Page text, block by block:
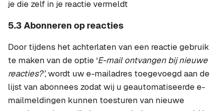
je die zelf in je reactie vermeldt
5.3 Abonneren op reacties
Door tijdens het achterlaten van een reactie gebruik
te maken van de optie ‘E-mail ontvangen bij nieuwe
reacties?’, wordt uw e-mailadres toegevoegd aan de
lijst van abonnees zodat wij u geautomatiseerde e-
mailmeldingen kunnen toesturen van nieuwe